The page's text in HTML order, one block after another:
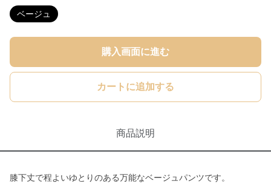
ベージュ
購入画面に進む
カートに追加する
商品説明
膝下丈で程よいゆとりのある万能なベージュパンツです。